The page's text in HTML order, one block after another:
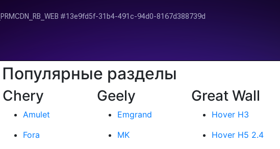
Популярные разделы
Chery
Amulet
Fora
Geely
Emgrand
MK
Great Wall
Hover H3
Hover H5 2.4